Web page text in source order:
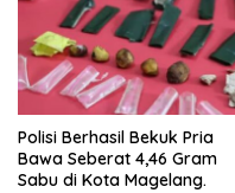
Polisi Berhasil Bekuk Pria
Bawa Seberat 4,46 Gram
Sabu di Kota Magelang.